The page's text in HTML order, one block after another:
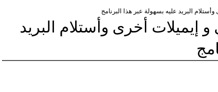
البريد عليه بسهولة عبر هذا البرنامج
إيميلات أخرى وأستلام البريد